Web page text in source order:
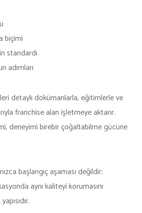
biçimi
standardı
adımları
detaylı dokümanlarla, eğitimlerle ve
franchise alan işletmeye aktarır.
deneyimi birebir çoğaltabilme gücüne
başlangıç aşaması değildir;
aynı kaliteyi korumasını